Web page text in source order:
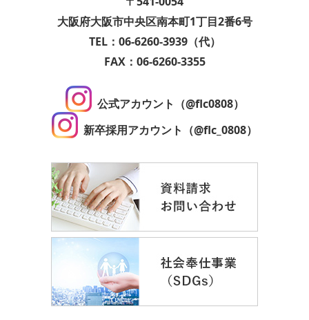
大阪府大阪市中央区南本町1丁目2番6号
TEL：06-6260-3939（代）
FAX：06-6260-3355
公式アカウント（@flc0808）
新卒採用アカウント（@flc_0808）